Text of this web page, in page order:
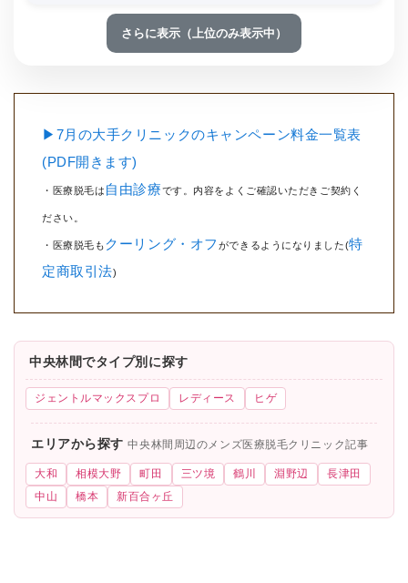
さらに表示（上位のみ表示中）
▶7月の大手クリニックのキャンペーン料金一覧表
(PDF開きます)
・医療脱毛は 自由診療です。内容をよくご確認いただきご契約く
ださい。
・医療脱毛も クーリング・オフ ができるようになりました(特
定商取引法)
中央林間でタイプ別に探す
ジェントルマックスプロ レディース ヒゲ
エリアから探す中央林間周辺のメンズ医療脱毛クリニック記事
大和 相模大野 町田 三ツ境 鶴川 淵野辺
長津田
中山
橋本 新百合ヶ丘